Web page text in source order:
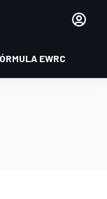
EWRC